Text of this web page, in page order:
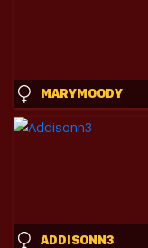
MARYMOODY
ADDISONN3